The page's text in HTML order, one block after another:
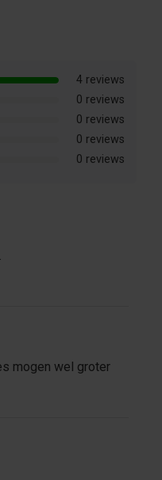
4 reviews
0 reviews
0 reviews
0 reviews
0 reviews
mogen wel groter